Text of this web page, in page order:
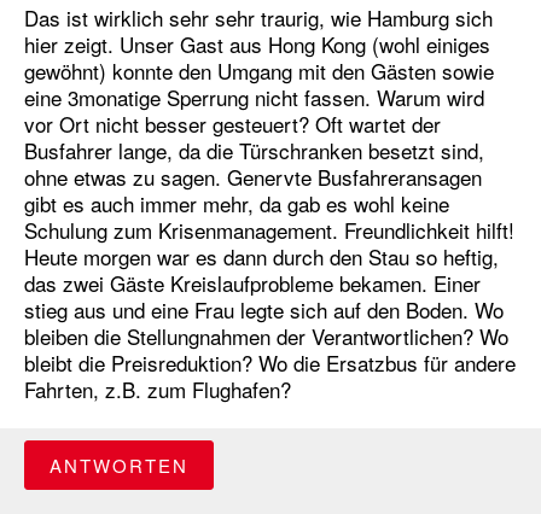
Das ist wirklich sehr sehr traurig, wie Hamburg sich
hier zeigt. Unser Gast aus Hong Kong (wohl einiges
gewöhnt) konnte den Umgang mit den Gästen sowie
eine 3monatige Sperrung nicht fassen. Warum wird
vor Ort nicht besser gesteuert? Oft wartet der
Busfahrer lange, da die Türschranken besetzt sind,
ohne etwas zu sagen. Genervte Busfahreransagen
gibt es auch immer mehr, da gab es wohl keine
Schulung zum Krisenmanagement. Freundlichkeit hilft!
Heute morgen war es dann durch den Stau so heftig,
das zwei Gäste Kreislaufprobleme bekamen. Einer
stieg aus und eine Frau legte sich auf den Boden. Wo
bleiben die Stellungnahmen der Verantwortlichen? Wo
bleibt die Preisreduktion? Wo die Ersatzbus für andere
Fahrten, z.B. zum Flughafen?
ANTWORTEN